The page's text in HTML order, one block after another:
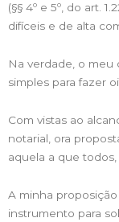
(§§ 4º e 5º, do art.
difíceis e de alta
Na verdade, o
simples para fazer
Com vistas ao
notarial, ora
aquela a que
A minha
instrumento para